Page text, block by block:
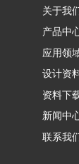
关于我
产品中
应用领
设计资
资料下
新闻中
联系我